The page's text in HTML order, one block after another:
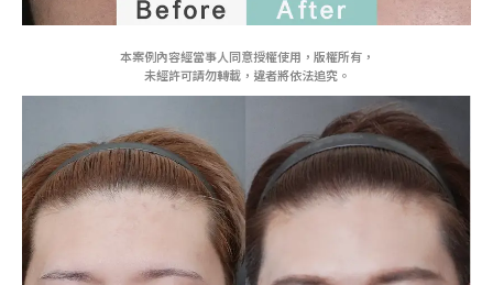
本案例內容經當事人同意授權使用，版權所有，
未經許可請勿轉載，違者將依法追究。